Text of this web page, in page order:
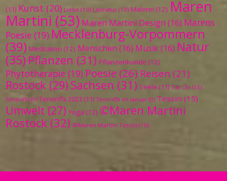
(11) Kunst (20) Liebe (10) Literatur (10) Malerei (12) Maren
Martini (53) Maren Martini Design (16) Marens
Poesie (19) Mecklenburg-Vorpommern
(39) Meditation (12) Menschen (16) Musik(16) Natur
(35) Pflanzen (31) Pflanzenkunde (12)
Phytotherapie (19) Poesie (26) Reisen (21)
Rostock (29) Sachsen (31) Seele (11) Tai Chi (10)
Teneriffa (9) Teneriffa 2023 (11) Teneriffa im Januar (9) Tessin (15)
Umwelt (27) Yoga (12) ©Maren Martini
Rostock (32) ©Maren Martini Tessin (10)